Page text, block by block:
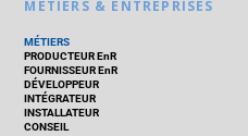
MÉTIERS & ENTREPRISES
MÉTIERS
PRODUCTEUR EnR
FOURNISSEUR EnR
DÉVELOPPEUR
INTÉGRATEUR
INSTALLATEUR
CONSEIL